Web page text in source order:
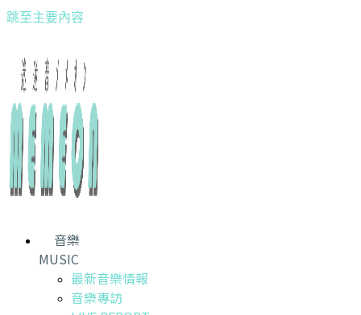
跳至主要內容
音樂
MUSIC
最新音樂情報
音樂專訪